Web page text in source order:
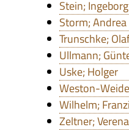
Stein; Ingeborg
Storm; Andrea
Trunschke;
Ullmann;
Uske; Holger
Weston-
Wilhelm;
Zeltner; Verena